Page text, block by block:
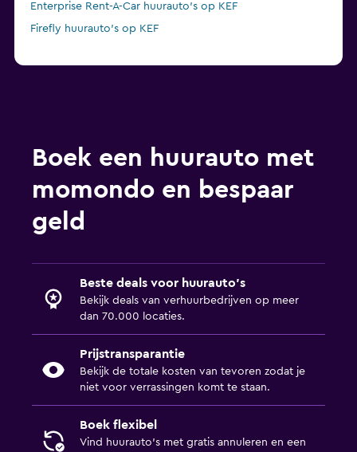
Enterprise Rent-A-Car huurauto's op KEF
Firefly huurauto's op KEF
Boek een huurauto met
momondo en bespaar
geld
Beste deals voor huurauto's
Bekijk deals van verhuurbedrijven op meer
dan 70.000 locaties.
Prijstransparantie
Bekijk de totale kosten van tevoren zodat je
niet voor verrassingen komt te staan.
Boek flexibel
Vind huurauto's met gratis annuleren en een